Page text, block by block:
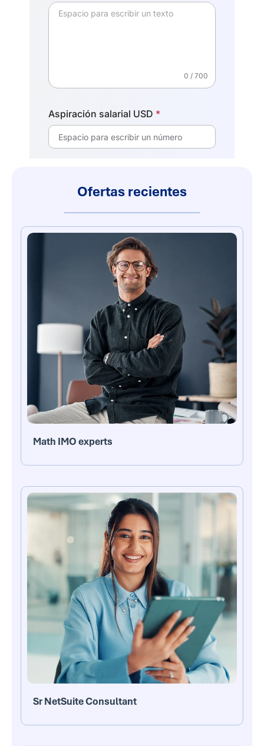
Ofertas recientes
Math IMO experts
Sr NetSuite Consultant